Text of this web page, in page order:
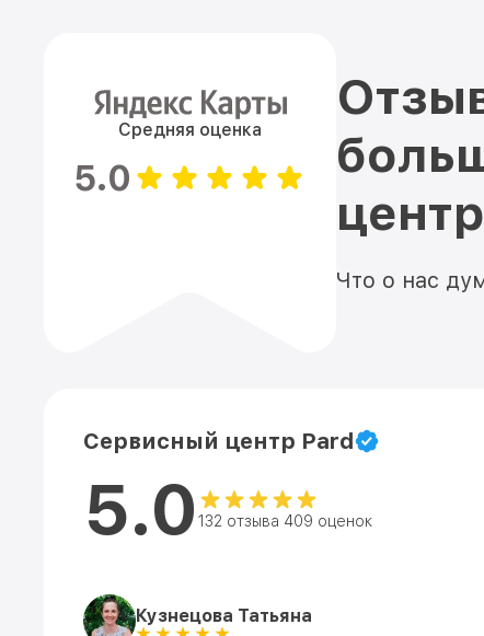
Средняя оценка
5.0
Что о нас
Сервисный центр Pard
5.0 132 отзыва 409 оценок
Кузнецова Татьяна